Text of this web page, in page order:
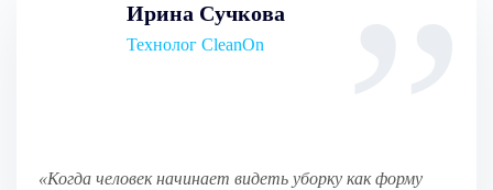
Ирина Сучкова
Технолог CleanOn
«Когда человек начинает видеть уборку как форму